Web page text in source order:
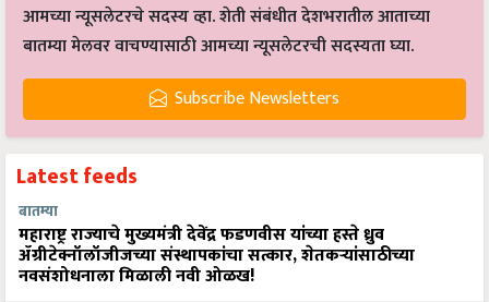
आमच्या न्यूसलेटरचे सदस्य व्हा. शेती संबंधीत देशभरातील आताच्या
बातम्या मेलवर वाचण्यासाठी आमच्या न्यूसलेटरची सदस्यता घ्या.
Subscribe Newsletters
Latest feeds
बातम्या
महाराष्ट्र राज्याचे मुख्यमंत्री देवेंद्र फडणवीस यांच्या हस्ते ध्रुव
ॲग्रीटेक्नॉलॉजीजच्या संस्थापकांचा सत्कार, शेतकऱ्यांसाठीच्या
नवसंशोधनाला मिळाली नवी ओळख!